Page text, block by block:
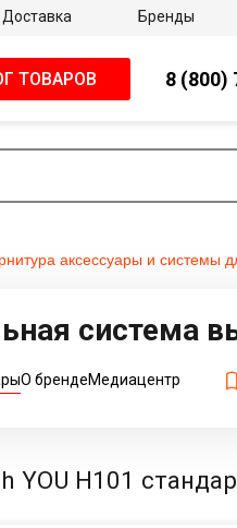
аксессуары и системы
система
О брендеМедиацентр
YOU H101
Доставка Бренды
ТОВАРОВ 8 (800)